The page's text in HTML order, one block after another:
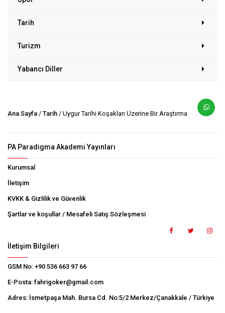
Tarih
Turizm
Yabancı Diller
Ana Sayfa / Tarih / Uygur Tarihi Koşakları Üzerine Bir Araştırma
PA Paradigma Akademi Yayınları
Kurumsal
İletişim
KVKK & Gizlilik ve Güvenlik
Şartlar ve koşullar / Mesafeli Satış Sözleşmesi
İletişim Bilgileri
GSM No: +90 536 663 97 66
E-Posta: fahrigoker@gmail.com
Adres: İsmetpaşa Mah. Bursa Cd. No:5/2 Merkez/Çanakkale / Türkiye